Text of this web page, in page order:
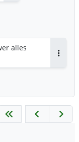
alles